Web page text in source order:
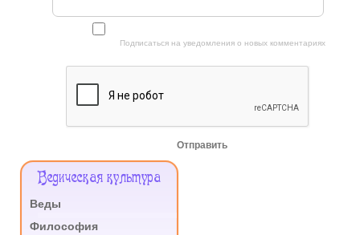
Подписаться на уведомления о новых комментариях
Отправить
Меню
Ведическая культура
Веды
Философия